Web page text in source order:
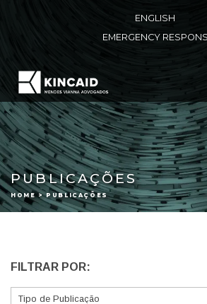
ENGLISH
EMERGENCY
PUBLICAÇÕES
HOME > PUBLICAÇÕES
FILTRAR POR: